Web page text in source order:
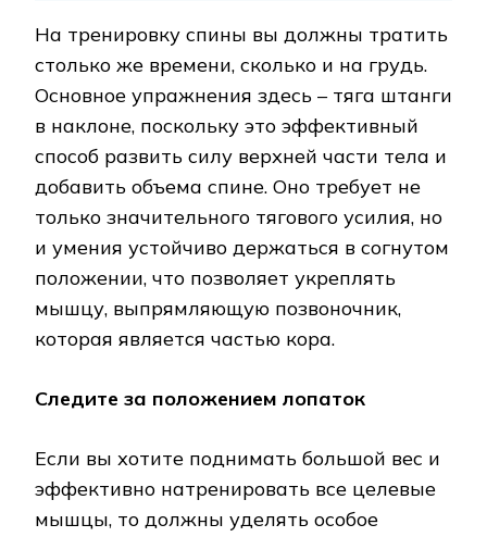
На тренировку спины вы должны тратить
столько же времени, сколько и на грудь.
Основное упражнения здесь – тяга штанги
в наклоне, поскольку это эффективный
способ развить силу верхней части тела и
добавить объема спине. Оно требует не
только значительного тягового усилия, но
и умения устойчиво держаться в согнутом
положении, что позволяет укреплять
мышцу, выпрямляющую позвоночник,
которая является частью кора.
Следите за положением лопаток
Если вы хотите поднимать большой вес и
эффективно натренировать все целевые
мышцы, то должны уделять особое